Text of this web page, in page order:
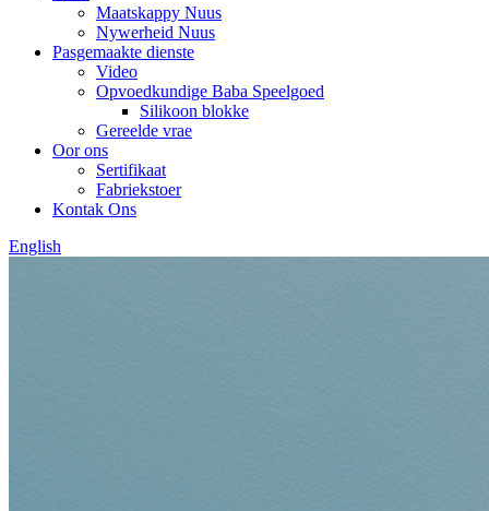
Maatskappy Nuus
Nywerheid Nuus
Pasgemaakte dienste
Video
Opvoedkundige Baba Speelgoed
Silikoon blokke
Gereelde vrae
Oor ons
Sertifikaat
Fabriekstoer
Kontak Ons
English